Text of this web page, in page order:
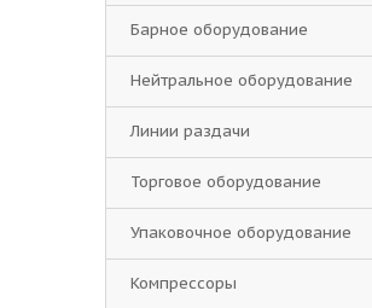
Барное оборудование
Нейтральное оборудование
Линии раздачи
Торговое оборудование
Упаковочное оборудование
Компрессоры